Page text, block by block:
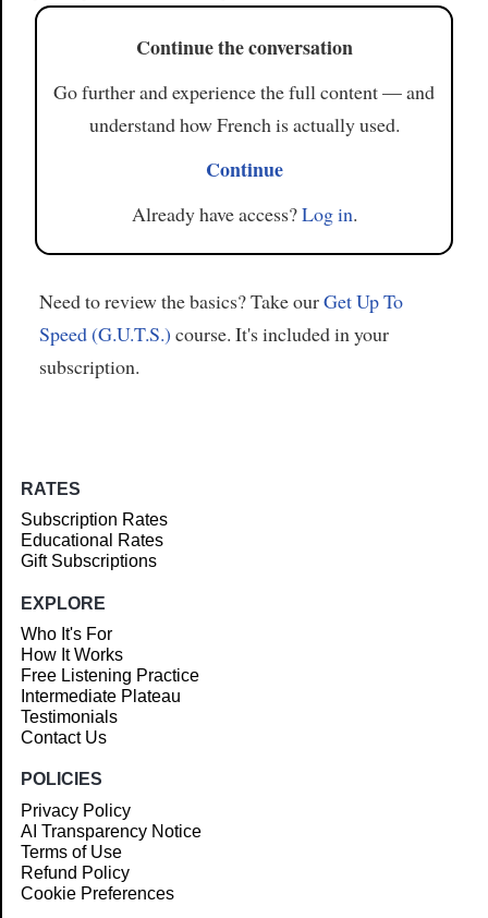
Continue the conversation
Go further and experience the full content — and
understand how French is actually used.
Continue
Already have access?Log in.
Need to review the basics? Take ourGet Up To
Speed (G.U.T.S.) course. It's included in your
subscription.
RATES
Subscription Rates
Educational Rates
Gift Subscriptions
EXPLORE
Who It's For
How It Works
Free Listening Practice
Intermediate Plateau
Testimonials
Contact Us
POLICIES
Privacy Policy
AI Transparency Notice
Terms of Use
Refund Policy
Cookie Preferences